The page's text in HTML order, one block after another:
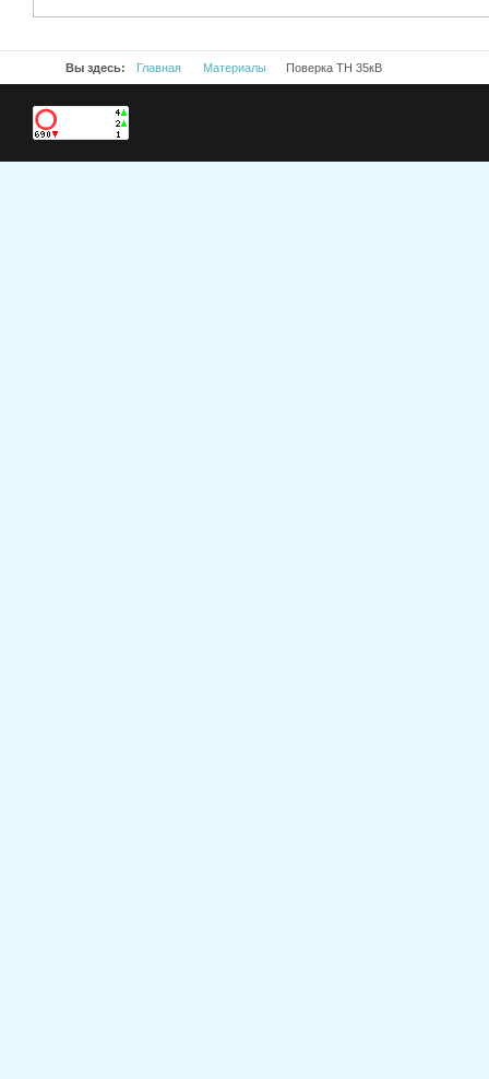
Вы здесь: Главная Материалы Поверка ТН 35кВ